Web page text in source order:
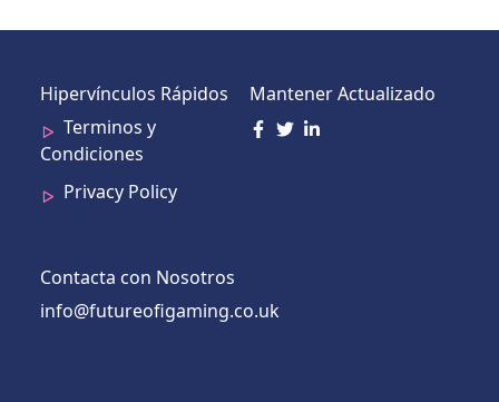
Hipervínculos Rápidos
Terminos y
Condiciones
Privacy Policy
Mantener Actualizado
Contacta con Nosotros
info@futureofigaming.co.uk